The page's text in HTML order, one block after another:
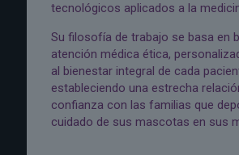
tecnológicos aplicados a la
Su filosofía de trabajo se basa en
atención médica ética,
al bienestar integral de cada
estableciendo una estrecha
confianza con las familias que
cuidado de sus mascotas en sus